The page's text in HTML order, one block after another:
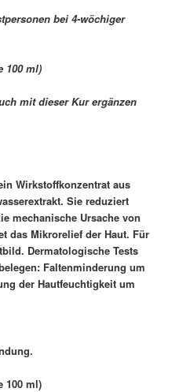
bei 4-wöchiger
100 ml)
mit dieser Kur ergänzen
Wirkstoffkonzentrat aus
Sie reduziert
mechanische Ursache von
das Mikrorelief der Haut. Für
Dermatologische Tests
Faltenminderung um
der Hautfeuchtigkeit um
100 ml)